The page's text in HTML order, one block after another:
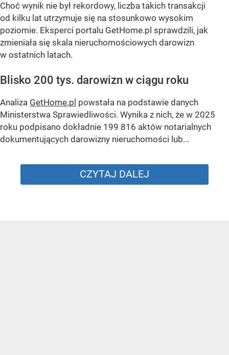
Choć wynik nie był rekordowy, liczba takich transakcji
od kilku lat utrzymuje się na stosunkowo wysokim
poziomie. Eksperci portalu GetHome.pl sprawdzili, jak
zmieniała się skala nieruchomościowych darowizn
w ostatnich latach.
Blisko 200 tys. darowizn w ciągu roku
Analiza GetHome.pl powstała na podstawie danych
Ministerstwa Sprawiedliwości. Wynika z nich, że w 2025
roku podpisano dokładnie 199 816 aktów notarialnych
dokumentujących darowizny nieruchomości lub...
CZYTAJ DALEJ